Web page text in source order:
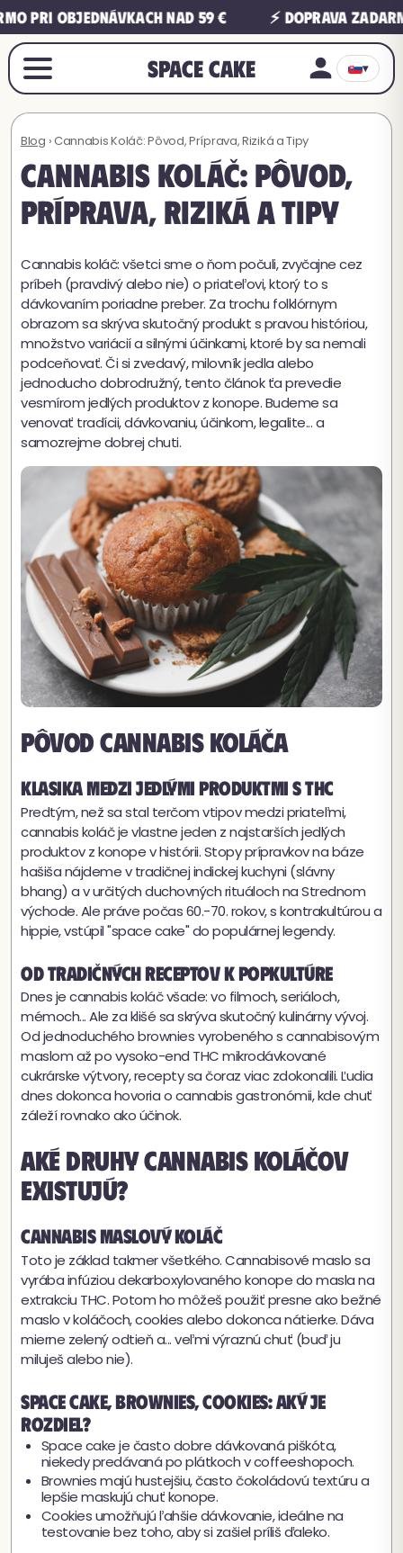
pri objednávkach nad 59 € ⚡ Doprava
Space Cake ▾
Blog › Cannabis Koláč: Pôvod, Príprava, Riziká a Tipy
Cannabis Koláč: Pôvod,
Príprava, Riziká a Tipy
Cannabis koláč: všetci sme o ňom počuli, zvyčajne cez
príbeh (pravdivý alebo nie) o priateľovi, ktorý to s
dávkovaním poriadne preber. Za trochu folklórnym
obrazom sa skrýva skutočný produkt s pravou históriou,
množstvo variácií a silnými účinkami, ktoré by sa nemali
podceňovať. Či si zvedavý, milovník jedla alebo
jednoducho dobrodružný, tento článok ťa prevedie
vesmírom jedlých produktov z konope. Budeme sa
venovať tradícii, dávkovaniu, účinkom, legalite... a
samozrejme dobrej chuti.
Pôvod cannabis koláča
Klasika medzi jedlými produktmi s THC
Predtým, než sa stal terčom vtipov medzi priateľmi,
cannabis koláč je vlastne jeden z najstarších jedlých
produktov z konope v histórii. Stopy prípravkov na báze
hašiša nájdeme v tradičnej indickej kuchyni (slávny
bhang) a v určitých duchovných rituáloch na Strednom
východe. Ale práve počas 60.-70. rokov, s kontrakultúrou a
hippie, vstúpil "space cake" do populárnej legendy.
Od tradičných receptov k popkultúre
Dnes je cannabis koláč všade: vo filmoch, seriáloch,
mémoch... Ale za klišé sa skrýva skutočný kulinárny vývoj.
Od jednoduchého brownies vyrobeného s cannabisovým
maslom až po vysoko-end THC mikrodávkované
cukrárske výtvory, recepty sa čoraz viac zdokonalili. Ľudia
dnes dokonca hovoria o cannabis gastronómii, kde chuť
záleží rovnako ako účinok.
Aké druhy cannabis koláčov
existujú?
Cannabis maslový koláč
Toto je základ takmer všetkého. Cannabisové maslo sa
vyrába infúziou dekarboxylovaného konope do masla na
extrakciu THC. Potom ho môžeš použiť presne ako bežné
maslo v koláčoch, cookies alebo dokonca nátierke. Dáva
mierne zelený odtieň a... veľmi výraznú chuť (buď ju
miluješ alebo nie).
Space cake, brownies, cookies: aký je
rozdiel?
Space cake je často dobre dávkovaná piškóta,
niekedy predávaná po plátkoch v coffeeshopoch.
Brownies majú hustejšiu, často čokoládovú textúru a
lepšie maskujú chuť konope.
Cookies umožňujú ľahšie dávkovanie, ideálne na
testovanie bez toho, aby si zašiel príliš ďaleko.